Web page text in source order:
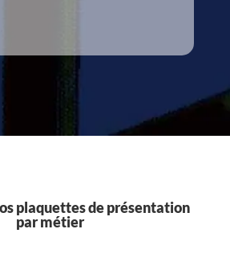
plaquettes de présentation
par métier